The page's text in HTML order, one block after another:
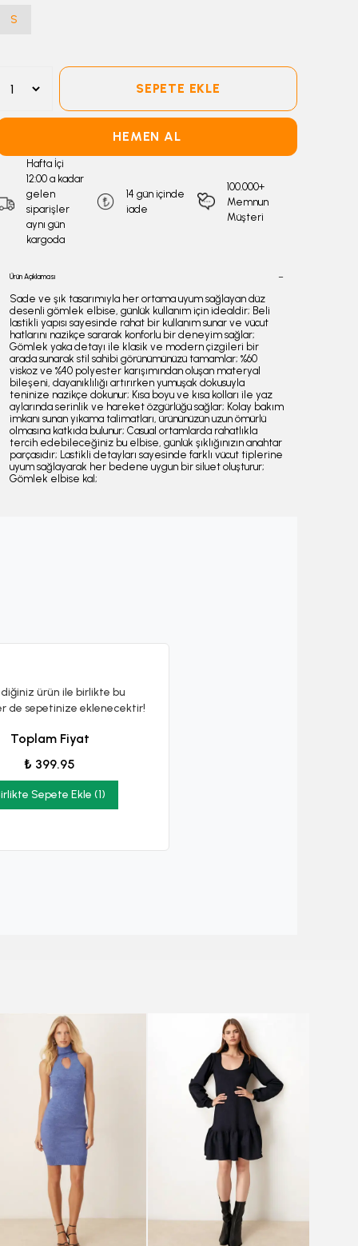
S
SEPETE EKLE
HEMEN AL
Hafta İçi
12:00 a kadar
gelen
siparişler
aynı gün
kargoda
14 gün içinde
iade
100.000+
Memnun
Müşteri
Ürün Açıklaması
Sade ve şık tasarımıyla her ortama uyum sağlayan düz
desenli gömlek elbise, günlük kullanım için idealdir; Beli
lastikli yapısı sayesinde rahat bir kullanım sunar ve vücut
hatlarını nazikçe sararak konforlu bir deneyim sağlar;
Gömlek yaka detayı ile klasik ve modern çizgileri bir
arada sunarak stil sahibi görünümünüzü tamamlar; %60
viskoz ve %40 polyester karışımından oluşan materyal
bileşeni, dayanıklılığı artırırken yumuşak dokusuyla
teninize nazikçe dokunur; Kısa boyu ve kısa kolları ile yaz
aylarında serinlik ve hareket özgürlüğü sağlar; Kolay bakım
imkanı sunan yıkama talimatları, ürününüzün uzun ömürlü
olmasına katkıda bulunur; Casual ortamlarda rahatlıkla
tercih edebileceğiniz bu elbise, günlük şıklığınızın anahtar
parçasıdır; Lastikli detayları sayesinde farklı vücut tiplerine
uyum sağlayarak her bedene uygun bir siluet oluşturur;
Gömlek elbise kal;
ürün ile birlikte bu
de sepetinize eklenecektir!
Toplam Fiyat
₺ 399.95
Sepete Ekle (1)